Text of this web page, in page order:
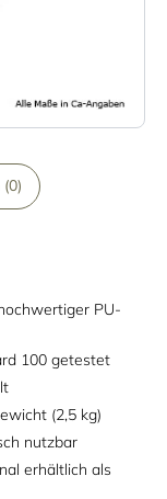
PU-
100 getestet
(2,5 kg)
nutzbar
erhältlich als